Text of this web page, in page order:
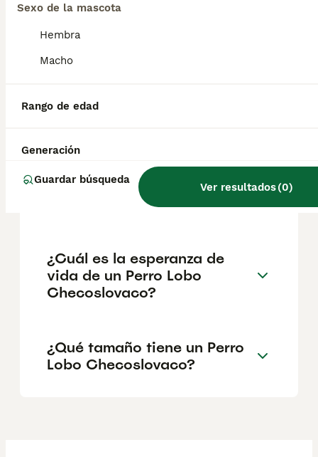
Sexo de la mascota
Hembra
Macho
Rango de edad
Generación
Guardar búsqueda
Ver resultados(0)
aproximadamente 700€, aunque los precios
pedigrí, la reputación del criador y la
¿Cómo es el carácter de
Perro Lobo Checoslovaco?
¿Cuáles son las ventajas y
desventajas de la raza Perro
Lobo Checoslovaco?
¿Cuál es la esperanza de
vida de un Perro Lobo
Checoslovaco?
¿Qué tamaño tiene un Perro
Lobo Checoslovaco?